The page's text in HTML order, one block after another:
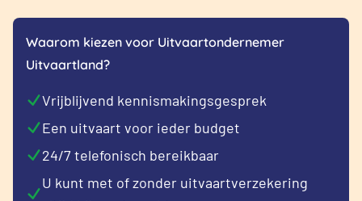
Waarom kiezen voor Uitvaartondernemer
Uitvaartland?
Vrijblijvend kennismakingsgesprek
Een uitvaart voor ieder budget
24/7 telefonisch bereikbaar
U kunt met of zonder uitvaartverzekering